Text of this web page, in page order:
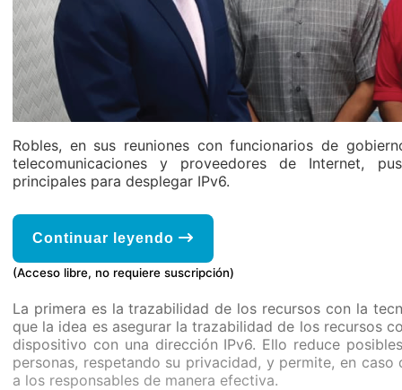
Robles, en sus reuniones con funcionarios de
telecomunicaciones y proveedores de Internet,
principales para desplegar IPv6.
Continuar leyendo
(Acceso libre, no requiere suscripción)
La primera es la trazabilidad de los recursos con la
que la idea es asegurar la trazabilidad de los recursos
dispositivo con una dirección IPv6. Ello reduce
personas, respetando su privacidad, y permite, en
a los responsables de manera efectiva.